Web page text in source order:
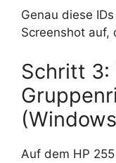
Genau diese
Screenshot auf,
Schritt 3:
Auf dem HP